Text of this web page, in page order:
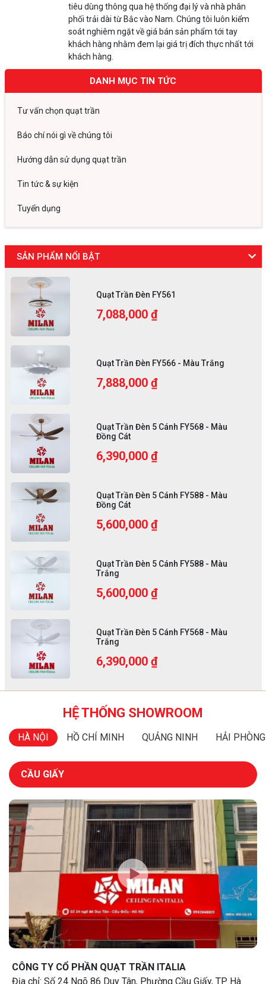
tiêu dùng thông qua hệ thống đại lý và nhà phân
phối trải dài từ Bắc vào Nam. Chúng tôi luôn kiểm
soát nghiêm ngặt về giá bán sản phẩm tới tay
khách hàng nhằm đem lại giá trị đích thực nhất tới
khách hàng.
DANH MỤC TIN TỨC
Tư vấn chọn quạt trần
Báo chí nói gì về chúng tôi
Hướng dẫn sử dụng quạt trần
Tin tức & sự kiện
Tuyển dụng
SẢN PHẨM NỔI BẬT
Quạt Trần Đèn FY561
7,088,000 ₫
Quạt Trần Đèn FY566 - Màu Trắng
7,888,000 ₫
Quạt Trần Đèn 5 Cánh FY568 - Màu
Đồng Cát
6,390,000 ₫
Quạt Trần Đèn 5 Cánh FY588 - Màu
Đồng Cát
5,600,000 ₫
Quạt Trần Đèn 5 Cánh FY588 - Màu
Trắng
5,600,000 ₫
Quạt Trần Đèn 5 Cánh FY568 - Màu
Trắng
6,390,000 ₫
HỆ THỐNG SHOWROOM
HÀ NỘI HỒ CHÍ MINH QUẢNG NINH HẢI PHÒNG
CẦU GIẤY
CÔNG TY CỔ PHẦN QUẠT TRẦN ITALIA
Địa chỉ: Số 24 Ngõ 86 Duy Tân, Phường Cầu Giấy, TP Hà